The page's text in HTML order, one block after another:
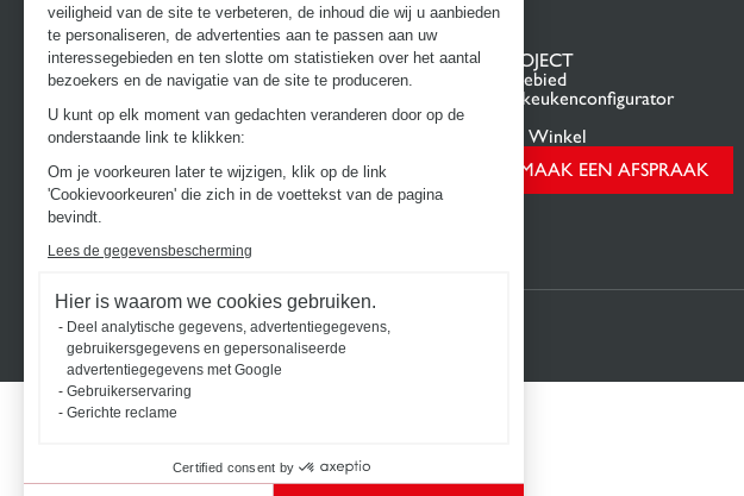
veiligheid van de site te verbeteren, de inhoud die wij u aanbieden
te personaliseren, de advertenties aan te passen aan uw
interessegebieden en ten slotte om statistieken over het aantal
bezoekers en de navigatie van de site te produceren.
U kunt op elk moment van gedachten veranderen door op de
onderstaande link te klikken:
Om je voorkeuren later te wijzigen, klik op de link
'Cookievoorkeuren' die zich in de voettekst van de pagina
bevindt.
Lees de gegevensbescherming
Hier is waarom we cookies gebruiken.
Deel analytische gegevens, advertentiegegevens,
gebruikersgegevens en gepersonaliseerde
advertentiegegevens met Google
Gebruikerservaring
Gerichte reclame
Certified consent by
ONTDEK HET UNIVERSUM VAN
SCHMIDT
Badkamers op maat
UW PROJECT
Projectgebied
Uw 3D-keukenconfigurator
Contact
Vind uw Winkel
MAAK EEN AFSPRAAK
2026 © SCHMIDT Groupe Alle rechten voorbehouden